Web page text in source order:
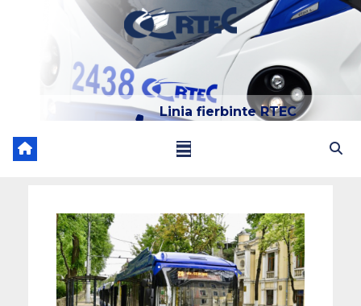
Linia fierbinte RTEC